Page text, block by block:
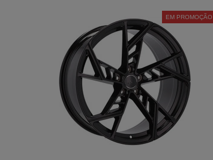
EM PROMOÇÃO